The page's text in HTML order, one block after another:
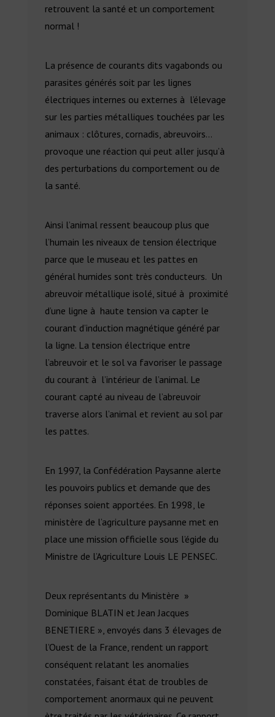
retrouvent la santé et un comportement
normal !
La présence de courants dits vagabonds ou
parasites générés soit par les lignes
électriques internes ou externes à l’élevage
sur les parties métalliques touchées par les
animaux : clôtures, cornadis, abreuvoirs…
provoque une réaction qui peut aller jusqu’à
des perturbations du comportement ou de
la santé.
Ainsi l’animal ressent beaucoup plus que
l’humain les niveaux de tension électrique
parce que le museau et les pattes en
général humides sont très conducteurs. Un
abreuvoir métallique isolé, situé à proximité
d’une ligne à haute tension va capter le
courant d’induction magnétique généré par
la ligne. La tension électrique entre
l’abreuvoir et le sol va favoriser le passage
du courant à l’intérieur de l’animal. Le
courant capté au niveau de l’abreuvoir
traverse alors l’animal et revient au sol par
les pattes.
En 1997, la Confédération Paysanne alerte
les pouvoirs publics et demande que des
réponses soient apportées. En 1998, le
ministère de l’agriculture paysanne met en
place une mission officielle sous l’égide du
Ministre de l’Agriculture Louis LE PENSEC.
Deux représentants du Ministère »
Dominique BLATIN et Jean Jacques
BENETIERE », envoyés dans 3 élevages de
l’Ouest de la France, rendent un rapport
conséquent relatant les anomalies
constatées, faisant état de troubles de
comportement anormaux qui ne peuvent